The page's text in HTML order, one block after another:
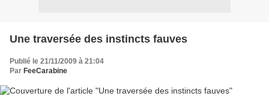
Une traversée des instincts fauves
Publié le 21/11/2009 à 21:04
Par FeeCarabine